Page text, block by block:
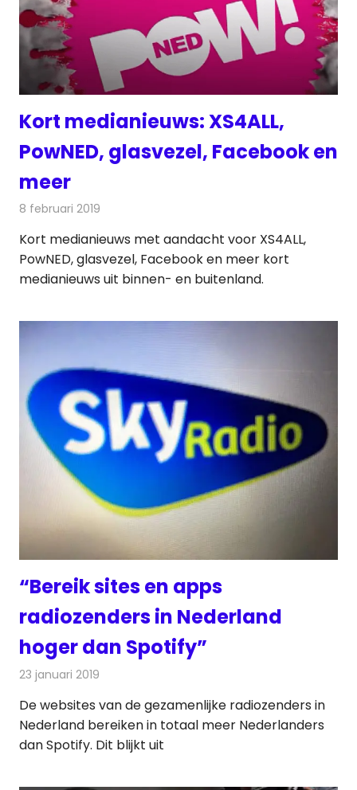
Kort medianieuws: XS4ALL,
PowNED, glasvezel, Facebook en
meer
8 februari 2019
Kort medianieuws met aandacht voor XS4ALL,
PowNED, glasvezel, Facebook en meer kort
medianieuws uit binnen- en buitenland.
“Bereik sites en apps
radiozenders in Nederland
hoger dan Spotify”
23 januari 2019
De websites van de gezamenlijke radiozenders in
Nederland bereiken in totaal meer Nederlanders
dan Spotify. Dit blijkt uit